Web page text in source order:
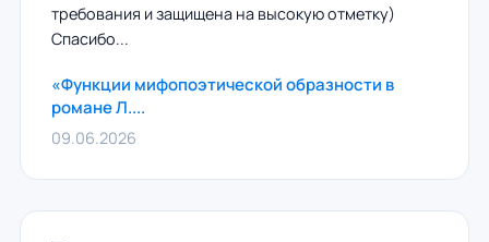
требования и защищена на высокую отметку)
Спасибо...
«Функции мифопоэтической образности в
романе Л....
09.06.2026